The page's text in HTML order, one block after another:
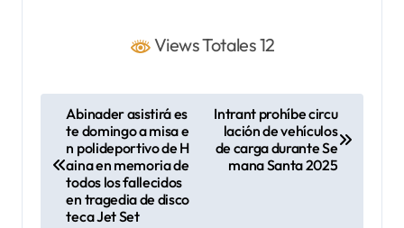
Views Totales 12
Abinader asistirá es
te domingo a misa e
n polideportivo de H
aina en memoria de
todos los fallecidos
en tragedia de disco
teca Jet Set
Intrant prohíbe circu
lación de vehículos
de carga durante Se
mana Santa 2025